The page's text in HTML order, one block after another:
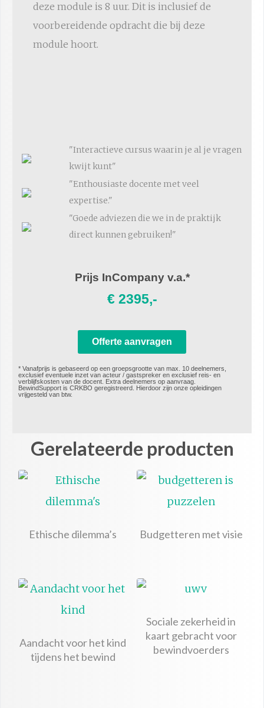
deze module is 8 uur. Dit is inclusief de
voorbereidende opdracht die bij deze
module hoort.
"Interactieve cursus waarin je al je vragen
kwijt kunt"
"Enthousiaste docente met veel
expertise."
"Goede adviezen die we in de praktijk
direct kunnen gebruiken!"
Prijs InCompany v.a.*
€ 2395,-
Offerte aanvragen
* Vanafprijs is gebaseerd op een groepsgrootte van max. 10 deelnemers,
exclusief eventuele inzet van acteur / gastspreker en exclusief reis- en
verblijfskosten van de docent. Extra deelnemers op aanvraag.​
BewindSupport is CRKBO geregistreerd. Hierdoor zijn onze opleidingen
vrijgesteld van btw.
Gerelateerde producten
Ethische dilemma’s Budgetteren met visie
Aandacht voor het kind
tijdens het bewind
Sociale zekerheid in
kaart gebracht voor
bewindvoerders